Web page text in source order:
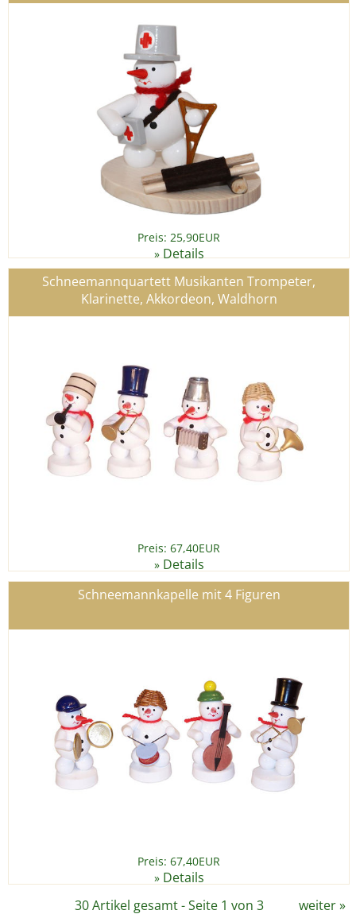
Preis: 25,90EUR
»Details
Schneemannquartett Musikanten Trompeter,
Klarinette, Akkordeon, Waldhorn
Preis: 67,40EUR
» Details
Schneemannkapelle mit 4 Figuren
Preis: 67,40EUR
» Details
30 Artikel gesamt - Seite 1 von 3
weiter»